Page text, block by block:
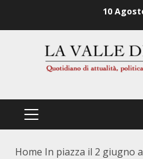
10
PRIMÄRES
Home In piazza il 2 giugno